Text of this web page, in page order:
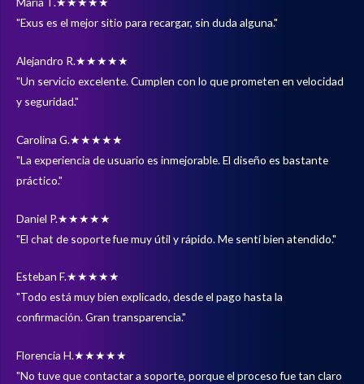
"Exus es el mejor sitio para recargar, sin duda alguna."
Alejandro R.★★★★★
"Un servicio excelente. Cumplen con lo que prometen en velocidad
y seguridad."
Carolina G.★★★★★
"La experiencia de usuario es inmejorable. El diseño es bastante
práctico."
Daniel P.★★★★★
"El chat de soporte fue muy útil y rápido. Me sentí bien atendido."
Esteban F.★★★★★
"Todo está muy bien explicado, desde el pago hasta la
confirmación. Gran transparencia."
Florencia H.★★★★★
"No tuve que contactar a soporte, porque el proceso fue tan claro